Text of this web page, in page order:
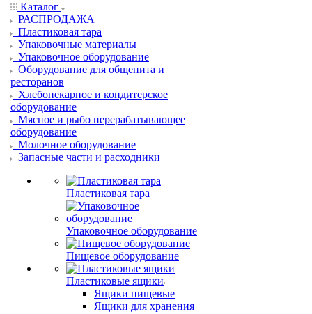
Каталог
РАСПРОДАЖА
Пластиковая тара
Упаковочные материалы
Упаковочное оборудование
Оборудование для общепита и
ресторанов
Хлебопекарное и кондитерское
оборудование
Мясное и рыбо перерабатывающее
оборудование
Молочное оборудование
Запасные части и расходники
Пластиковая тара
Упаковочное оборудование
Пищевое оборудование
Пластиковые ящики
Ящики пищевые
Ящики для хранения